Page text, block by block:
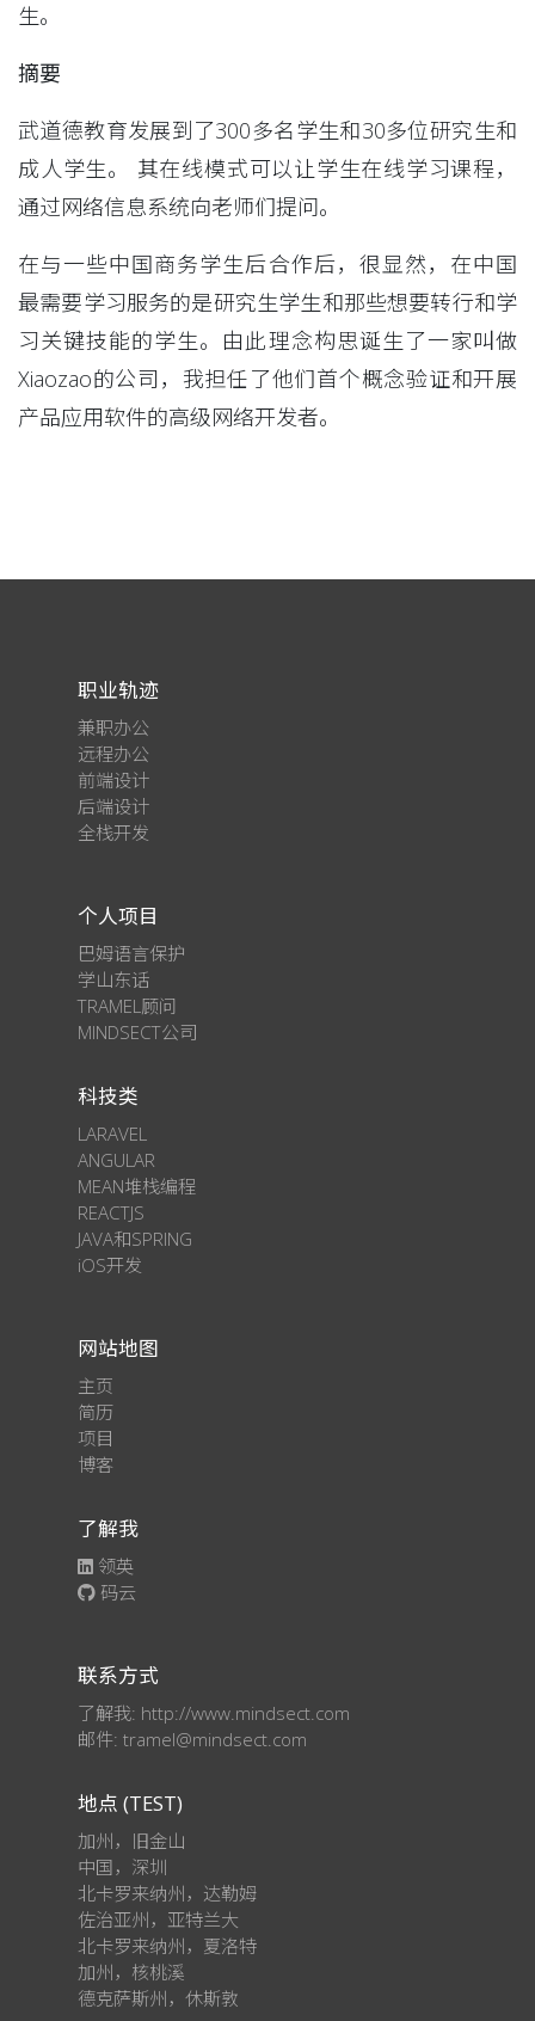
生。
摘要
武道德教育发展到了300多名学生和30多位研究生和
成人学生。 其在线模式可以让学生在线学习课程，
通过网络信息系统向老师们提问。
在与一些中国商务学生后合作后，很显然，在中国
最需要学习服务的是研究生学生和那些想要转行和学
习关键技能的学生。由此理念构思诞生了一家叫做
Xiaozao的公司，我担任了他们首个概念验证和开展
产品应用软件的高级网络开发者。
职业轨迹
兼职办公
远程办公
前端设计
后端设计
全栈开发
个人项目
巴姆语言保护
学山东话
TRAMEL顾问
MINDSECT公司
科技类
LARAVEL
ANGULAR
MEAN堆栈编程
REACTJS
JAVA和SPRING
iOS开发
网站地图
主页
简历
项目
博客
了解我
领英
码云
联系方式
了解我: http://www.mindsect.com
邮件: tramel@mindsect.com
地点 (TEST)
加州，旧金山
中国，深圳
北卡罗来纳州，达勒姆
佐治亚州，亚特兰大
北卡罗来纳州，夏洛特
加州，核桃溪
德克萨斯州，休斯敦